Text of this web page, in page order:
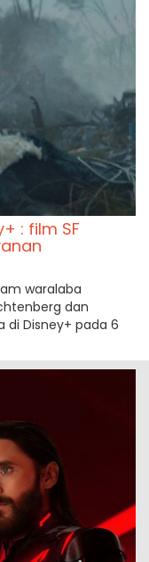
: film SF
waralaba
dan
di Disney+ pada 6